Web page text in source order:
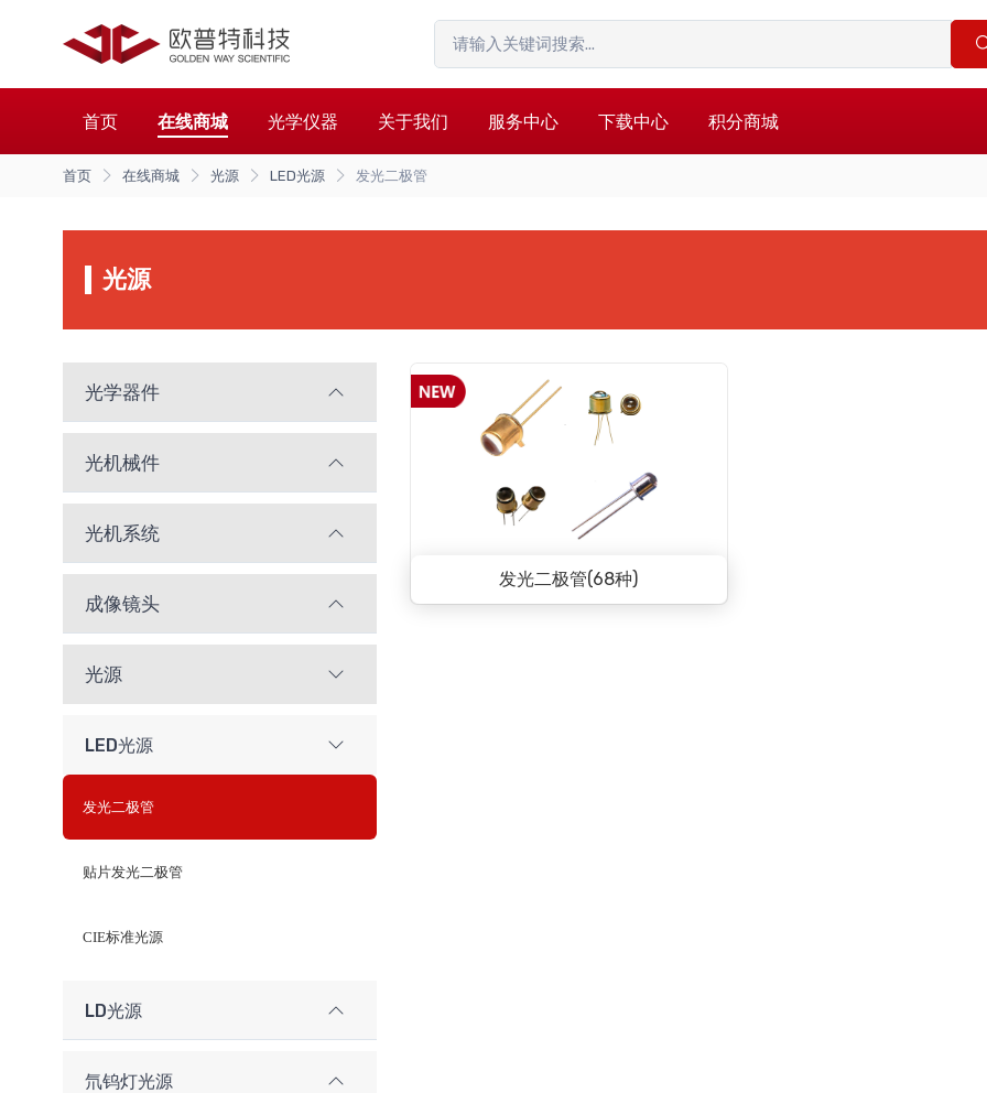
首页 在线商城 光学仪器 关于我们 服务中心 下载中心 积分商城
首页 在线商城 光源 LED光源 发光二极管
光源
光学器件
光机械件
光机系统
成像镜头
光源
LED光源
发光二极管
贴片发光二极管
CIE标准光源
LD光源
氘钨灯光源
发光二极管(68种)